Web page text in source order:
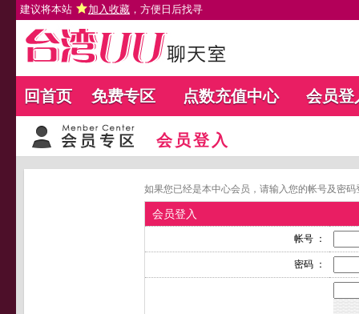
建议将本站 加入收藏 ，方便日后找寻
回首页 免费专区 点数充值中心 会员登
会员登入
如果您已经是本中心会员，请输入您的帐号及密
会员登入
帐号 ：
密码 ：